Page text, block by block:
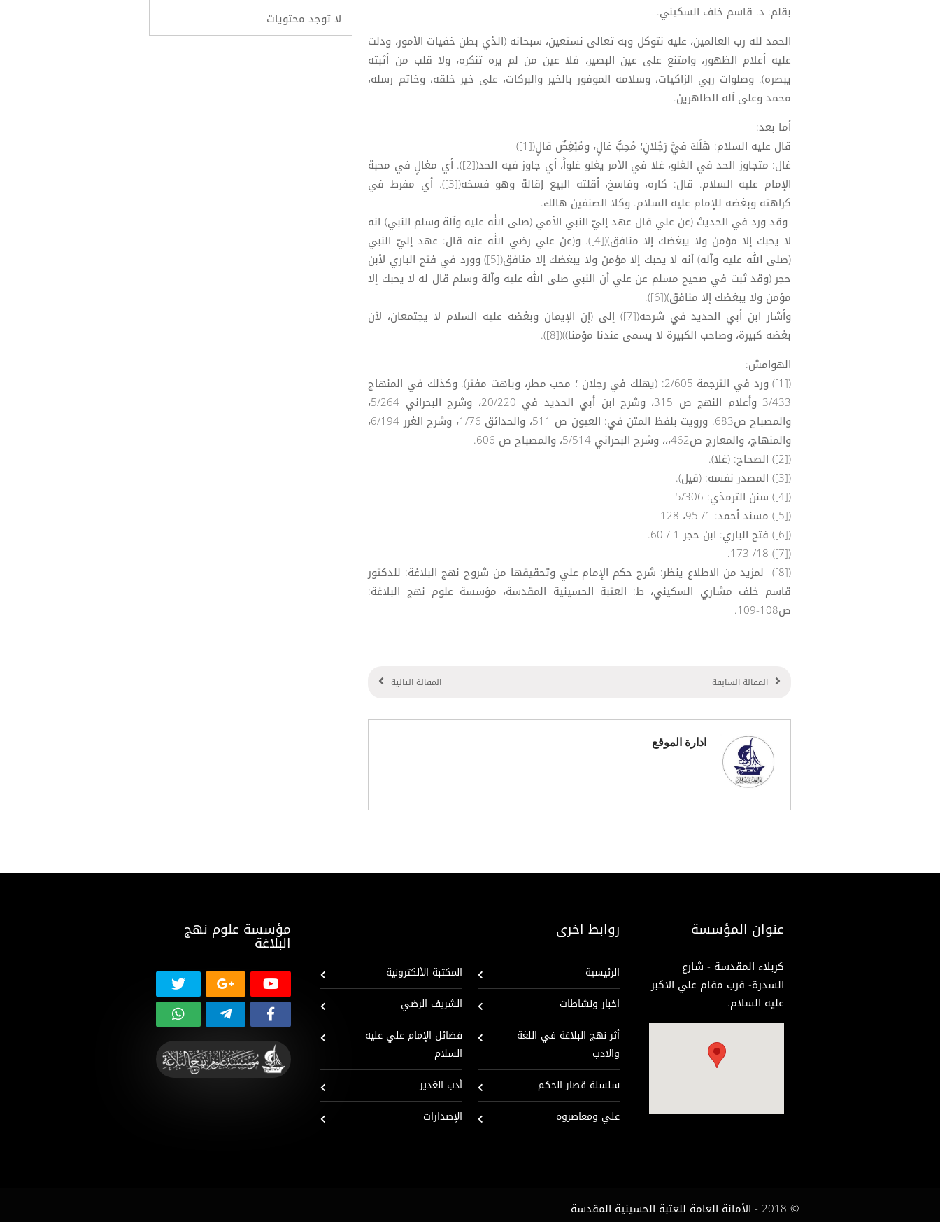
بقلم: د. قاسم خلف السكيني.
الحمد لله رب العالمين، عليه نتوكل وبه تعالى نستعين، سبحانه (الذي بطن خفيات الأمور، ودلت
عليه أعلام الظهور، وامتنع على عين البصير، فلا عين من لم يره تنكره، ولا قلب من أثبته
يبصره). وصلوات ربي الزاكيات، وسلامه الموفور بالخير والبركات، على خير خلقه، وخاتم رسله،
محمد وعلى آله الطاهرين.
أما بعد:
قال عليه السلام: هَلَكَ فيَّ رَجُلانِ؛ مُحِبٌّ غالٍ، ومُبْغِضٌ قالٍ([1])
غال: متجاوز الحد في الغلو، غلا في الأمر يغلو غلواً، أي جاوز فيه الحد([2]). أي مغالٍ في محبة
الإمام عليه السلام. قال: كاره، وفاسخ، أقلته البيع إقالة وهو فسخه([3]). أي مفرط في
كراهته وبغضه للإمام عليه السلام. وكلا الصنفين هالك.
وقد ورد في الحديث (عن علي قال عهد إليّ النبي الأمي (صلى الله عليه وآلة وسلم النبي) انه
لا يحبك إلا مؤمن ولا يبغضك إلا منافق)([4]). و(عن علي رضي الله عنه قال: عهد إليّ النبي
(صلى الله عليه وآله) أنه لا يحبك إلا مؤمن ولا يبغضك إلا منافق([5]) وورد في فتح الباري لأبن
حجر (وقد ثبت في صحيح مسلم عن علي أن النبي صلى الله عليه وآلة وسلم قال له لا يحبك إلا
مؤمن ولا يبغضك إلا منافق)([6]).
وأشار ابن أبي الحديد في شرحه([7]) إلى (إن الإيمان وبغضه عليه السلام لا يجتمعان، لأن
بغضه كبيرة، وصاحب الكبيرة لا يسمى عندنا مؤمنا))([8]).
الهوامش:
([1]) ورد في الترجمة 2/605: (يهلك في رجلان ؛ محب مطر، وباهت مفتر). وكذلك في المنهاج
3/433 وأعلام النهج ص 315، وشرح ابن أبي الحديد في 20/220، وشرح البحراني 5/264،
والمصباح ص683. ورويت بلفظ المتن في: العيون ص 511، والحدائق 1/76، وشرح الغرر 6/194،
والمنهاج، والمعارج ص462،،، وشرح البحراني 5/514، والمصباح ص 606.
([2]) الصحاح: (غلا).
([3]) المصدر نفسه: (قيل).
([4]) سنن الترمذي: 5/306
([5]) مسند أحمد: 1/ 95، 128
([6]) فتح الباري: ابن حجر 1 / 60.
([7]) 18/ 173.
([8]) لمزيد من الاطلاع ينظر: شرح حكم الإمام علي وتحقيقها من شروح نهج البلاغة: للدكتور
قاسم خلف مشاري السكيني، ط: العتبة الحسينية المقدسة، مؤسسة علوم نهج البلاغة:
ص108-109.
المقالة السابقة المقالة التالية
ادارة الموقع
لا توجد محتويات
عنوان المؤسسة
كربلاء المقدسة - شارع
السدرة- قرب مقام علي الاكبر
عليه السلام.
روابط اخرى
الرئيسية
اخبار ونشاطات
أثر نهج البلاغة في اللغة
والادب
سلسلة قصار الحكم
علي ومعاصروه
المكتبة الألكترونية
الشريف الرضي
فضائل الإمام علي عليه
السلام
أدب الغدير
الإصدارات
مؤسسة علوم نهج
البلاغة
© 2018 - الأمانة العامة للعتبة الحسينية المقدسة